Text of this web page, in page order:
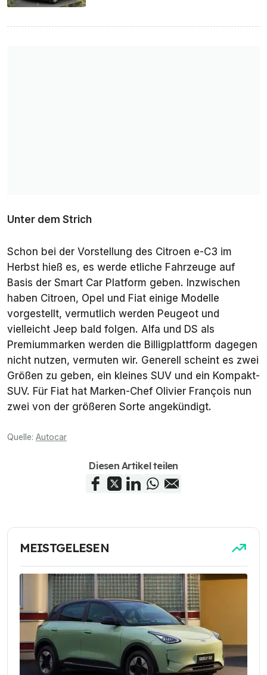
Unter dem Strich
Schon bei der Vorstellung des Citroen e-C3 im
Herbst hieß es, es werde etliche Fahrzeuge auf
Basis der Smart Car Platform geben. Inzwischen
haben Citroen, Opel und Fiat einige Modelle
vorgestellt, vermutlich werden Peugeot und
vielleicht Jeep bald folgen. Alfa und DS als
Premiummarken werden die Billigplattform dagegen
nicht nutzen, vermuten wir. Generell scheint es zwei
Größen zu geben, ein kleines SUV und ein Kompakt-
SUV. Für Fiat hat Marken-Chef Olivier François nun
zwei von der größeren Sorte angekündigt.
Quelle: Autocar
Diesen Artikel teilen
MEISTGELESEN